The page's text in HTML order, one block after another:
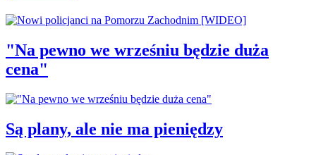
"Na pewno we wrześniu będzie duża
cena"
Są plany, ale nie ma pieniędzy